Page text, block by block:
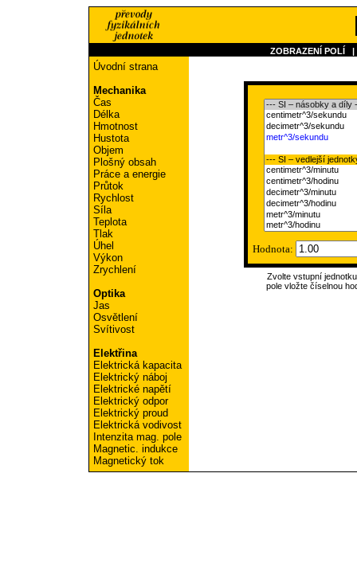
ZOBRAZENÍ POLÍ
Úvodní strana
Mechanika
Čas
Délka
Hmotnost
Hustota
Objem
Plošný obsah
Práce a energie
Průtok
Rychlost
Síla
Teplota
Tlak
Úhel
Výkon
Zrychlení
Optika
Jas
Osvětlení
Svítivost
Elektřina
Elektrická kapacita
Elektrický náboj
Elektrické napětí
Elektrický odpor
Elektrický proud
Elektrická vodivost
Intenzita mag. pole
Magnetic. indukce
Magnetický tok
Hodnota:
Zvolte vstupní
pole vložte číselnou